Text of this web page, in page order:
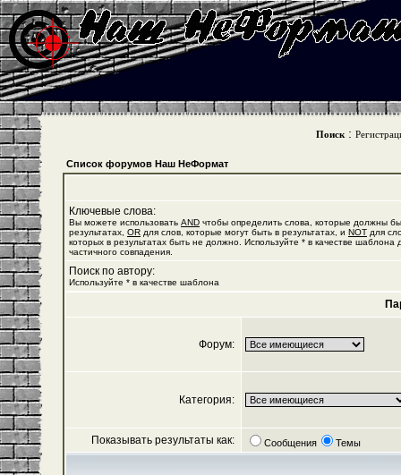
Поиск :
Список форумов Наш НеФормат
Ключевые слова:
Вы можете использовать AND чтобы определить слова, которые должны
результатах, OR для слов, которые могут быть в результатах, и NOT для
которых в результатах быть не должно. Используйте * в качестве шаблона
частичного совпадения.
Поиск по автору:
Используйте * в качестве шаблона
Форум:
Категория:
Показывать результаты как: Сообщения Темы